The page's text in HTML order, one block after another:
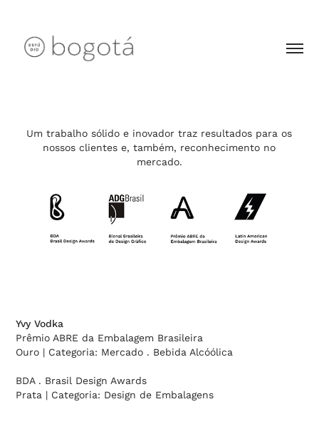
Um trabalho sólido e inovador traz resultados para os
nossos clientes e, também, reconhecimento no
mercado.
Yvy Vodka
Prêmio ABRE da Embalagem Brasileira
Ouro | Categoria: Mercado . Bebida Alcóólica
BDA . Brasil Design Awards
Prata | Categoria: Design de Embalagens